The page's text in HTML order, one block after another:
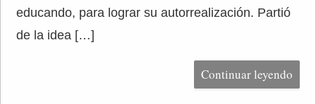
educando, para lograr su autorrealización. Partió
de la idea […]
Continuar leyendo